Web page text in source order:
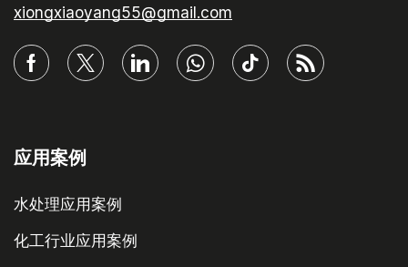
xiongxiaoyang55@gmail.com
应用案例
水处理应用案例
化工行业应用案例